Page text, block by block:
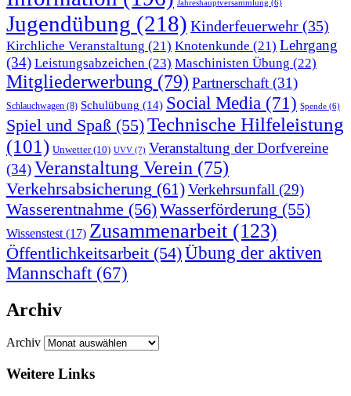
Jahreshauptversammlung (6)
Jugendübung (218) Kinderfeuerwehr (35)
Kirchliche Veranstaltung (21) Knotenkunde (21) Lehrgang
(34) Leistungsabzeichen (23) Maschinisten Übung (22)
Mitgliederwerbung (79) Partnerschaft (31)
Schlauchwagen (8) Schulübung (14) Social Media (71) Spende (6)
Spiel und Spaß (55)Technische Hilfeleistung
(101) Unwetter(10) UVV (7) Veranstaltung der Dorfvereine
(34)Veranstaltung Verein (75)
Verkehrsabsicherung (61)Verkehrsunfall (29)
Wasserentnahme (56)Wasserförderung (55)
Wissenstest (17) Zusammenarbeit (123)
Öffentlichkeitsarbeit (54)Übung der aktiven
Mannschaft (67)
Archiv
Archiv
Weitere Links